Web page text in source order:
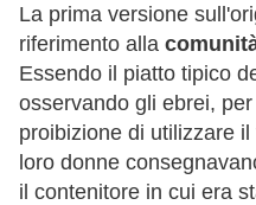
La prima versione
riferimento alla
Essendo il piatto tipico
osservando gli ebrei,
proibizione di utilizzare
loro donne
il contenitore in cui era